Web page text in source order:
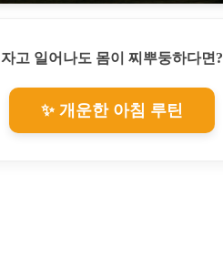
자고 일어나도 몸이 찌뿌둥하다면?
✨ 개운한 아침 루틴